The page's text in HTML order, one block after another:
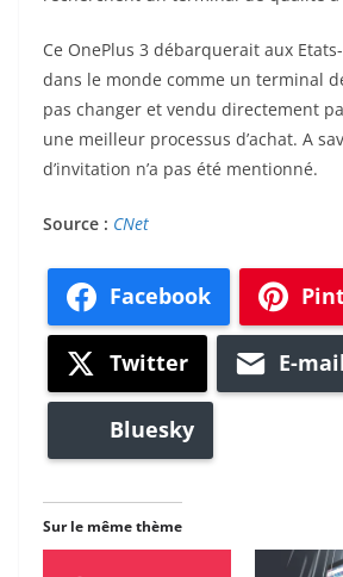
Ce OnePlus 3 débarquerait aux
dans le monde comme un terminal
pas changer et vendu directement
une meilleur processus d’achat. A
d’invitation n’a pas été mentionné.
Source : CNet
Facebook
Twitter E-mail
Bluesky
Sur le même thème